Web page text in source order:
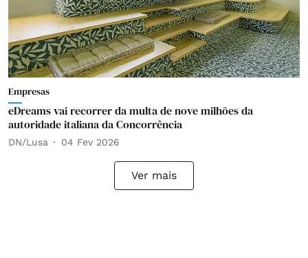
Empresas
eDreams vai recorrer da multa de nove milhões da
autoridade italiana da Concorrência
DN/Lusa 04 Fev 2026
Ver mais